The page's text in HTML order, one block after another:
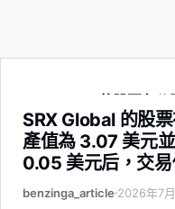
SRX Global 的股票在
SRX Global 的股
產值為 3.07 美元
0.05 美元后，交
benzinga_article 2026年7